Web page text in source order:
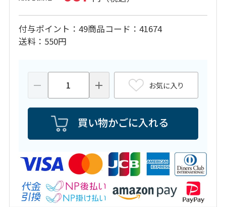
付与ポイント 49商品コード
41674
送料
550円
お気に入り
買い物かごに入れる